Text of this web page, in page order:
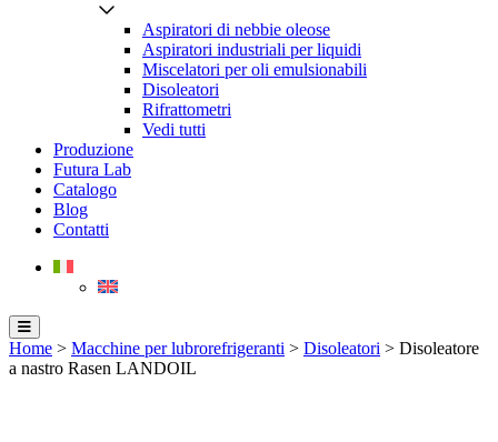
Aspiratori di nebbie oleose
Aspiratori industriali per liquidi
Miscelatori per oli emulsionabili
Disoleatori
Rifrattometri
Vedi tutti
Produzione
Futura Lab
Catalogo
Blog
Contatti
Home > Macchine per lubrorefrigeranti > Disoleatori > Disoleatore
a nastro Rasen LANDOIL